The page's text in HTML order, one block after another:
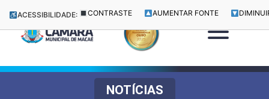
ACESSIBILIDADE: CONTRASTE AUMENTAR FONTE
NOTÍCIAS